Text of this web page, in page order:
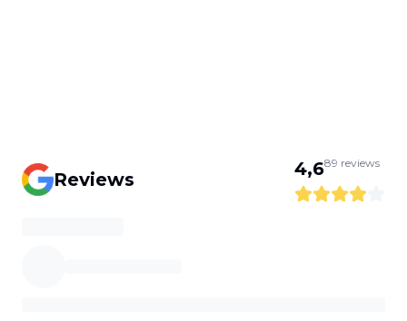
Reviews 4,689 reviews